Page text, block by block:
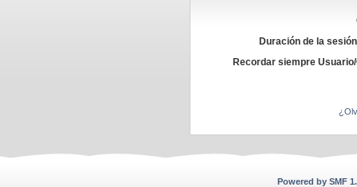
Duración de la
Recordar siempre
Powered by SMF